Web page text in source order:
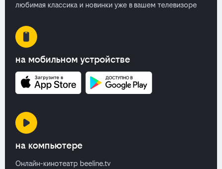
любимая классика и новинки уже в вашем телевизоре
на мобильном устройстве
на компьютере
Онлайн-кинотеатр beeline.tv